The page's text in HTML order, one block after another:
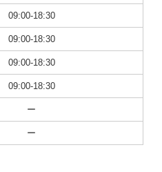
09:00-18:30
09:00-18:30
09:00-18:30
09:00-18:30
ー
ー